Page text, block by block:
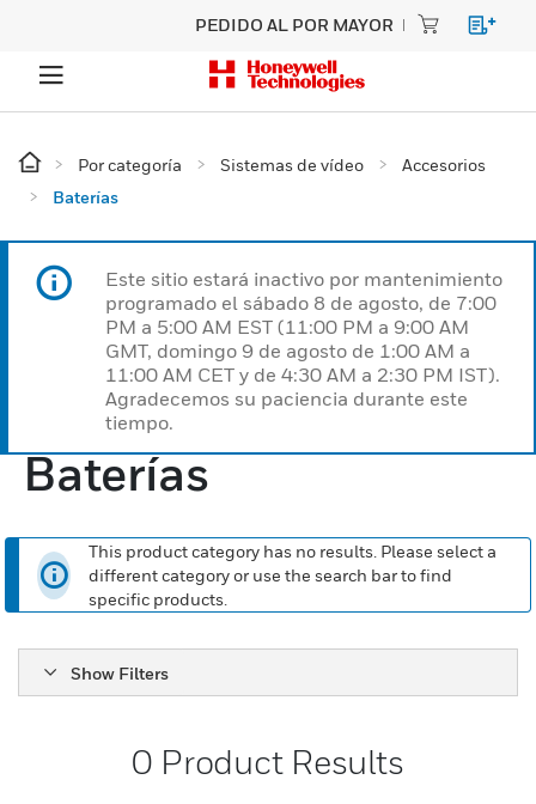
PEDIDO AL POR MAYOR
Por categoría Sistemas de vídeo
Accesorios
Baterías
Este sitio estará inactivo por mantenimiento
programado el sábado 8 de agosto, de 7:00
PM a 5:00 AM EST (11:00 PM a 9:00 AM
GMT, domingo 9 de agosto de 1:00 AM a
11:00 AM CET y de 4:30 AM a 2:30 PM IST).
Agradecemos su paciencia durante este
tiempo.
Baterías
This product category has no results. Please select a
different category or use the search bar to find
specific products.
Show Filters
0 Product Results